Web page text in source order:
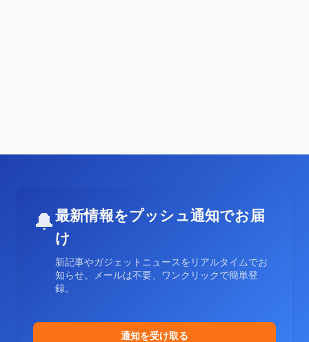
🔔最新情報をプッシュ通知でお届
け
新記事やガジェットニュースをリアルタイムでお
知らせ。メールは不要、ワンクリックで簡単登
録。
通知を受け取る